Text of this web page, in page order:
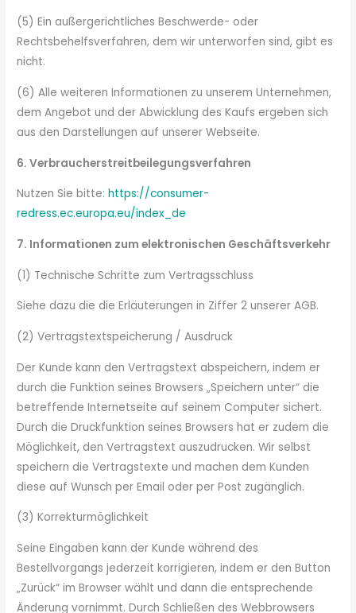
(5) Ein außergerichtliches Beschwerde- oder
Rechtsbehelfsverfahren, dem wir unterworfen sind, gibt es
nicht.
(6) Alle weiteren Informationen zu unserem Unternehmen,
dem Angebot und der Abwicklung des Kaufs ergeben sich
aus den Darstellungen auf unserer Webseite.
6. Verbraucherstreitbeilegungsverfahren
Nutzen Sie bitte:https://consumer-
redress.ec.europa.eu/index_de
7. Informationen zum elektronischen Geschäftsverkehr
(1) Technische Schritte zum Vertragsschluss
Siehe dazu die die Erläuterungen in Ziffer 2 unserer AGB.
(2) Vertragstextspeicherung / Ausdruck
Der Kunde kann den Vertragstext abspeichern, indem er
durch die Funktion seines Browsers „Speichern unter“ die
betreffende Internetseite auf seinem Computer sichert.
Durch die Druckfunktion seines Browsers hat er zudem die
Möglichkeit, den Vertragstext auszudrucken. Wir selbst
speichern die Vertragstexte und machen dem Kunden
diese auf Wunsch per Email oder per Post zugänglich.
(3) Korrekturmöglichkeit
Seine Eingaben kann der Kunde während des
Bestellvorgangs jederzeit korrigieren, indem er den Button
„Zurück“ im Browser wählt und dann die entsprechende
Änderung vornimmt. Durch Schließen des Webbrowsers